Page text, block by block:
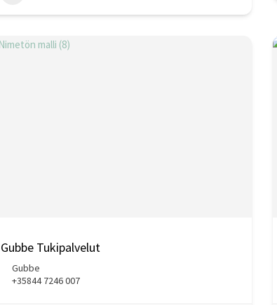
Gubbe Tukipalvelut
Gubbe
+35844 7246 007